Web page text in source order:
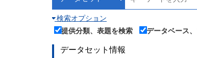
検索オプション
提供分類、表題を検索
データベース
データセット情報